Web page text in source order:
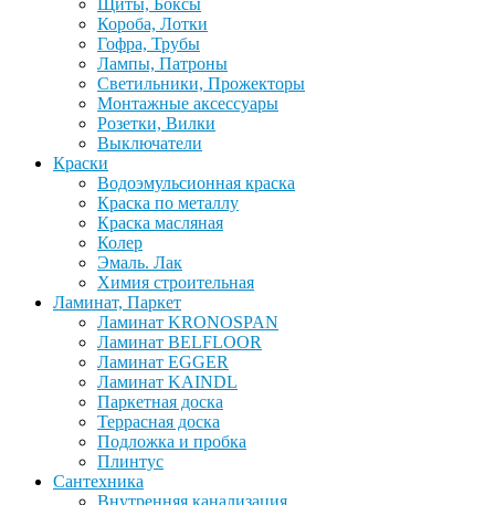
Щиты, Боксы
Короба, Лотки
Гофра, Трубы
Лампы, Патроны
Светильники, Прожекторы
Монтажные аксессуары
Розетки, Вилки
Выключатели
Краски
Водоэмульсионная краска
Краска по металлу
Краска масляная
Колер
Эмаль. Лак
Химия строительная
Ламинат, Паркет
Ламинат KRONOSPAN
Ламинат BELFLOOR
Ламинат EGGER
Ламинат KAINDL
Паркетная доска
Террасная доска
Подложка и пробка
Плинтус
Сантехника
Внутренняя канализация